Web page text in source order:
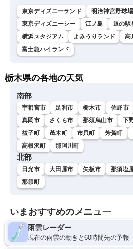
東京ディズニーランド 明治神宮野球場
東京ディズニーシー
江ノ島
道の駅
横浜スタジアム
よみうりランド
高
富士急ハイランド
栃木県の各地の天気
南部
宇都宮市 足利市 栃木市 佐野市
真岡市
さくら市 那須烏山市 下
益子町
茂木町 市貝町 芳賀町
高根沢町
那珂川町
北部
日光市 大田原市 矢板市 那須塩
那須町
いまおすすめのメニュー
雨雲レーダー
現在の雨雲の動きと60時間先の予報